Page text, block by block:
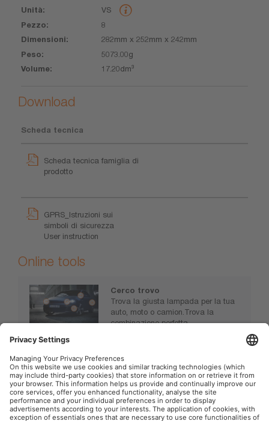
VS
8
282mm x 252mm x 242mm
5073.00g
17.20dm³
Download
Scheda tecnica
Scheda tecnica famiglia di
prodotto
GPRS_Istruzioni sui
simboli di sicurezza
User instruction
Online tools
Cerco trovo
Trova la giusta lampada per la tua
auto, moto o camion.Trova la
combinazione perfetta.